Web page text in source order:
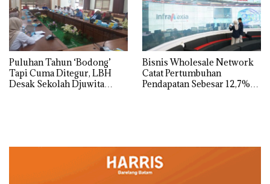
Puluhan Tahun ‘Bodong’
Tapi Cuma Ditegur, LBH
Desak Sekolah Djuwita
Bisnis Wholesale Network
Catat Pertumbuhan
Pendapatan Sebesar 12,7%